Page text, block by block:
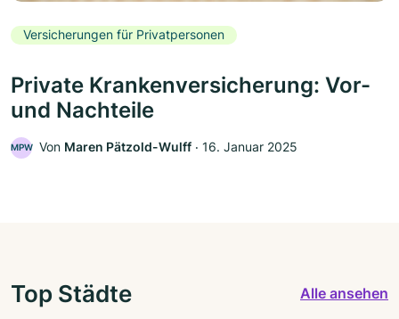
Versicherungen für Privatpersonen
Private Krankenversicherung: Vor-
und Nachteile
MPW Von Maren Pätzold-Wulff ‧ 16. Januar 2025
Top Städte Alle ansehen